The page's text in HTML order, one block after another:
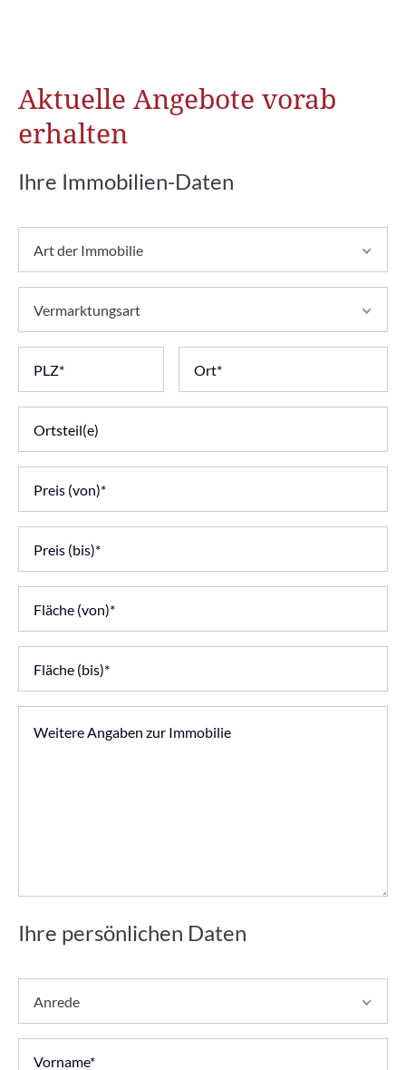
Aktuelle Angebote vorab
erhalten
Ihre Immobilien-Daten
Art der Immobilie
Vermarktungsart
Ihre persönlichen Daten
Anrede